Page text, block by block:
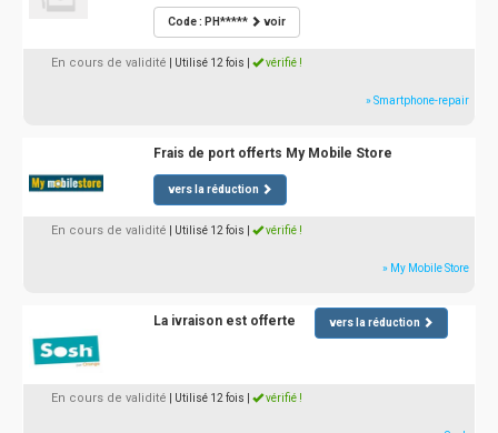
Code : PH***** voir
En cours de validité | Utilisé 12 fois vérifié !
» Smartphone-repair
Frais de port offerts My Mobile Store
vers la réduction
En cours de validité | Utilisé 12 fois vérifié !
» My Mobile Store
La ivraison est offerte vers la réduction
En cours de validité | Utilisé 12 fois vérifié !